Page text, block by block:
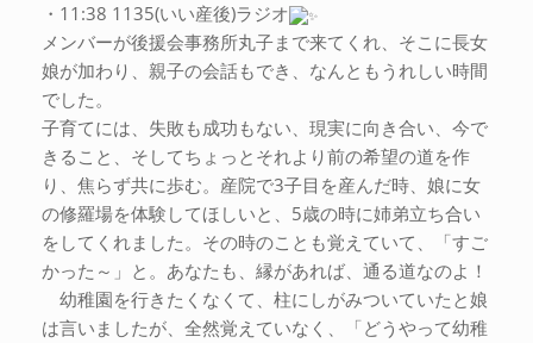
・11:38 1135(いい産後)ラジオ
メンバーが後援会事務所丸子まで来てくれ、そこに長女
娘が加わり、親子の会話もでき、なんともうれしい時間
でした。
子育てには、失敗も成功もない、現実に向き合い、今で
きること、そしてちょっとそれより前の希望の道を作
り、焦らず共に歩む。産院で3子目を産んだ時、娘に女
の修羅場を体験してほしいと、5歳の時に姉弟立ち合い
をしてくれました。その時のことも覚えていて、「すご
かった～」と。あなたも、縁があれば、通る道なのよ！
幼稚園を行きたくなくて、柱にしがみついていたと娘
は言いましたが、全然覚えていなく、「どうやって幼稚